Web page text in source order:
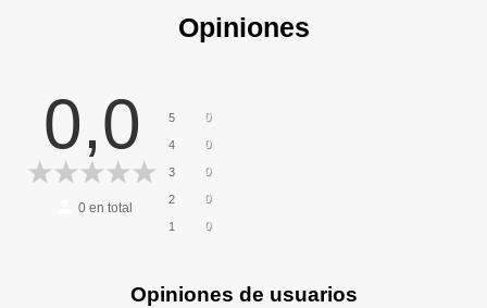
Opiniones
0,0
0en total
5 0
4 0
3 0
2 0
1 0
Opiniones de usuarios